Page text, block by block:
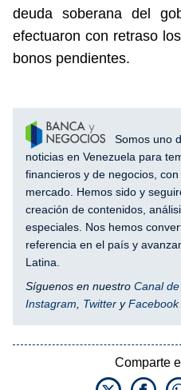
deuda soberana del
efectuaron con retraso
bonos pendientes.
Somos uno
noticias en Venezuela para
financieros y de negocios,
mercado. Hemos sido y
creación de contenidos,
especiales. Nos hemos
referencia en el país y
Latina.
Síguenos en nuestro Canal
Instagram, Twitter yFacebook
Comparte